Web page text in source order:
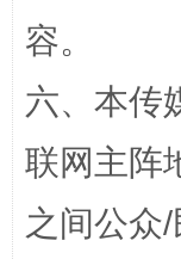
容。
六、本传
联网主阵
之间公众